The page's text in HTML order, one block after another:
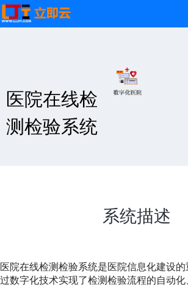
医院在线检
测检验系统
系统描述
医院在线检测检验系统是医院信息化建设
过数字化技术实现了检测检验流程的自动